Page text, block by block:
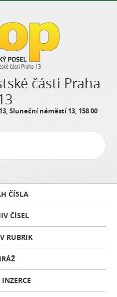
části Praha
Sluneční náměstí 13, 158 00
ČÍSLA
ČÍSEL
RUBRIK